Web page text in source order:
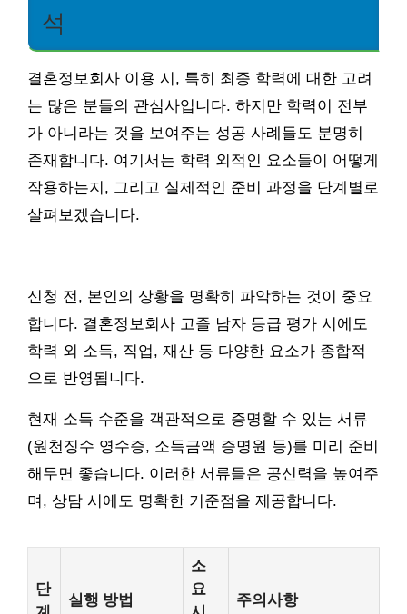
석
결혼정보회사 이용 시, 특히 최종 학력에 대한 고려
는 많은 분들의 관심사입니다. 하지만 학력이 전부
가 아니라는 것을 보여주는 성공 사례들도 분명히
존재합니다. 여기서는 학력 외적인 요소들이 어떻게
작용하는지, 그리고 실제적인 준비 과정을 단계별로
살펴보겠습니다.
신청 전, 본인의 상황을 명확히 파악하는 것이 중요
합니다. 결혼정보회사 고졸 남자 등급 평가 시에도
학력 외 소득, 직업, 재산 등 다양한 요소가 종합적
으로 반영됩니다.
현재 소득 수준을 객관적으로 증명할 수 있는 서류
(원천징수 영수증, 소득금액 증명원 등)를 미리 준비
해두면 좋습니다. 이러한 서류들은 공신력을 높여주
며, 상담 시에도 명확한 기준점을 제공합니다.
단
실행 방법
소
요
주의사항